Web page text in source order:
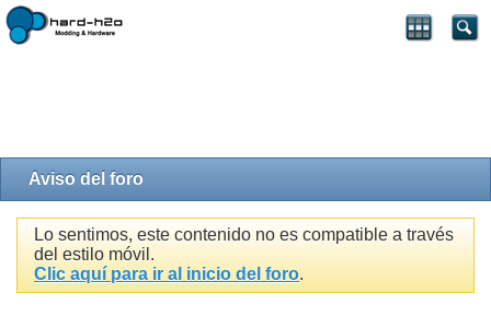
PHP Warning: Creating default object from empty value in
..../drupal/template.php
Aviso del foro
Lo sentimos, este contenido no es compatible a través
del estilo móvil.
Clic aquí para ir al inicio del foro.